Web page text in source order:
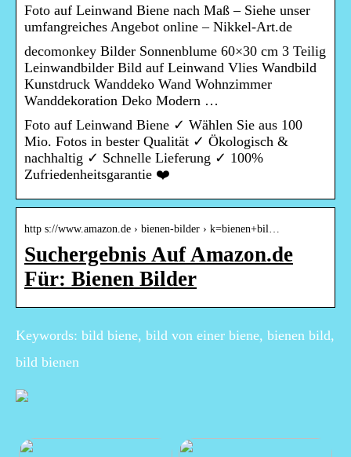
Foto auf Leinwand Biene nach Maß – Siehe unser
umfangreiches Angebot online – Nikkel-Art.de
decomonkey Bilder Sonnenblume 60×30 cm 3 Teilig
Leinwandbilder Bild auf Leinwand Vlies Wandbild
Kunstdruck Wanddeko Wand Wohnzimmer
Wanddekoration Deko Modern …
Foto auf Leinwand Biene ✓ Wählen Sie aus 100
Mio. Fotos in bester Qualität ✓ Ökologisch &
nachhaltig ✓ Schnelle Lieferung ✓ 100%
Zufriedenheitsgarantie ❤️
http s://www.amazon.de › bienen-bilder › k=bienen+bil…
Suchergebnis Auf Amazon.de
Für: Bienen Bilder
Keywords: bild biene, bild von einer biene, bienen bild,
bild bienen